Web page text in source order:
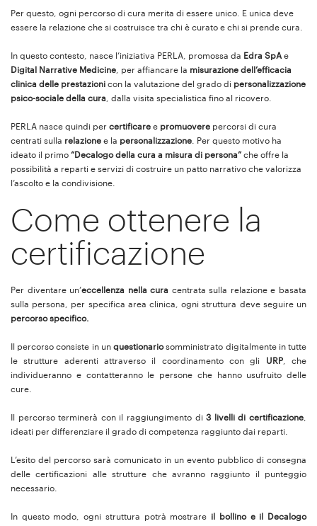
Per questo, ogni percorso di cura merita di essere unico. E unica deve
essere la relazione che si costruisce tra chi è curato e chi si prende cura.
In questo contesto, nasce l’iniziativa PERLA, promossa da Edra SpAe
Digital Narrative Medicine, per affiancare la misurazione dell’efficacia
clinica delle prestazioni con la valutazione del grado di personalizzazione
psico-sociale della cura, dalla visita specialistica fino al ricovero.
PERLA nasce quindi per certificare e promuovere percorsi di cura
centrati sulla relazione e la personalizzazione. Per questo motivo ha
ideato il primo “Decalogo della cura a misura di persona” che offre la
possibilità a reparti e servizi di costruire un patto narrativo che valorizza
l’ascolto e la condivisione.
Come ottenere la
certificazione
Per diventare un’eccellenza nella cura centrata sulla relazione e basata
sulla persona, per specifica area clinica, ogni struttura deve seguire un
percorso specifico.
Il percorso consiste in unquestionariosomministrato digitalmente in tutte
le strutture aderenti attraverso il coordinamento con gli
URP, che
individueranno e contatteranno le persone che hanno usufruito delle
cure.
Il percorso terminerà con il raggiungimento di3 livelli di certificazione,
ideati per differenziare il grado di competenza raggiunto dai reparti.
L’esito del percorso sarà comunicato in un evento pubblico di consegna
delle certificazioni alle strutture che avranno raggiunto il punteggio
necessario.
In questo modo, ogni struttura potrà mostrare il bollino e il Decalogo